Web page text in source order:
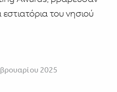
του νησιού
2025